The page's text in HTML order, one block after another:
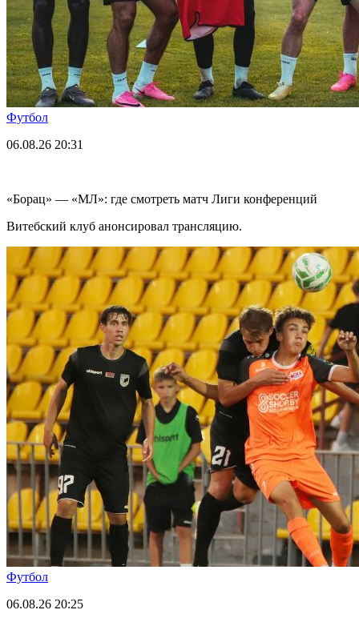
Футбол
06.08.26 20:31
«Борац» — «МЛ»: где смотреть матч Лиги конференций
Витебский клуб анонсировал трансляцию.
Футбол
06.08.26 20:25